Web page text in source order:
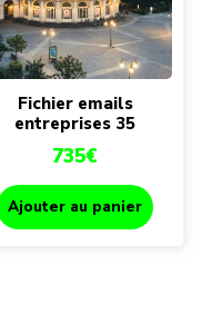
Fichier emails
entreprises 35
735€
Ajouter au panier